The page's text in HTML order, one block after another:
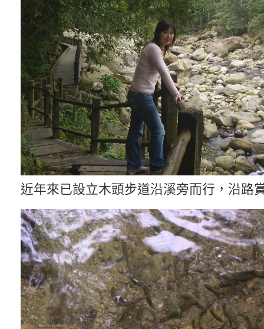
近年來已設立木頭步道沿溪旁而行，沿路